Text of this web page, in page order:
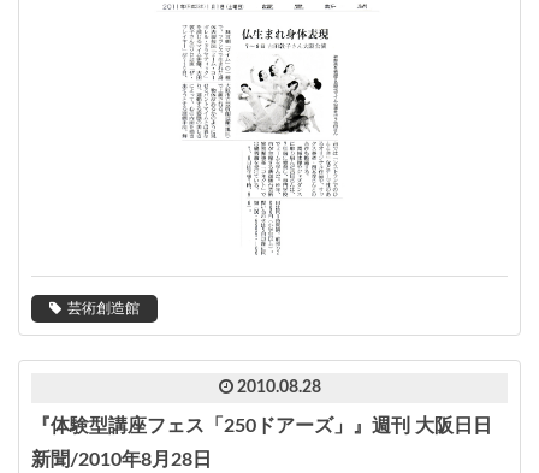
芸術創造館
2010.08.28
『体験型講座フェス「250ドアーズ」』週刊 大阪日日
新聞/2010年8月28日